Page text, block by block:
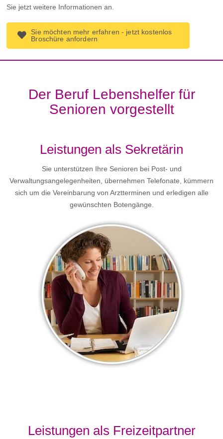
Sie jetzt weitere Informationen an.
Sie möchten mehr erfahren - jetzt kostenlos
Broschüre anfordern
Der Beruf Lebenshelfer für
Senioren vorgestellt
Leistungen als Sekretärin
Sie unterstützen Ihre Senioren bei Post- und
Verwaltungsangelegenheiten, übernehmen Telefonate, kümmern
sich um die Vereinbarung von Arztterminen und erledigen alle
gewünschten Botengänge.
Leistungen als Freizeitpartner